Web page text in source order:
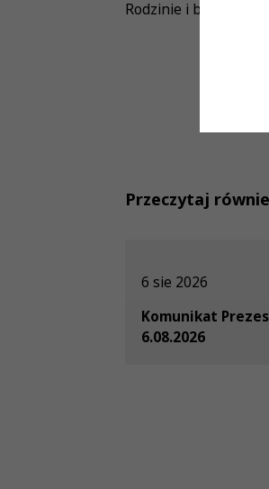
Rodzinie i bliskim
Przeczytaj
6 sie 2026
Komunikat
6.08.2026